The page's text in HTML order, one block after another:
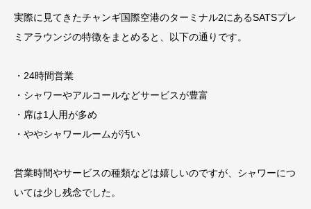
実際に見てきたチャンギ国際空港のターミナル2にあるSATSプレ
ミアラウンジの特徴をまとめると、以下の通りです。
・24時間営業
・シャワーやアルコールなどサービスが豊富
・席は1人用が多め
・ややシャワールームが汚い
営業時間やサービスの種類などは嬉しいのですが、シャワーにつ
いては少し残念でした。